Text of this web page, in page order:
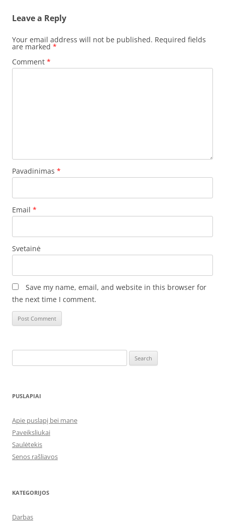
Leave a Reply
Your email address will not be published. Required fields
are marked *
Comment *
Pavadinimas *
Email *
Svetainė
Save my name, email, and website in this browser for
the next time I comment.
for:
PUSLAPIAI
Apie puslapį bei mane
Paveiksliukai
Saulėtekis
Senos rašliavos
KATEGORIJOS
Darbas